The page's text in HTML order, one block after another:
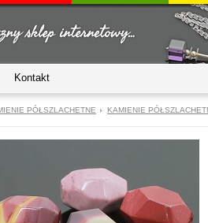
Kontakt
PÓŁSZLACHETNE KAMIENIE